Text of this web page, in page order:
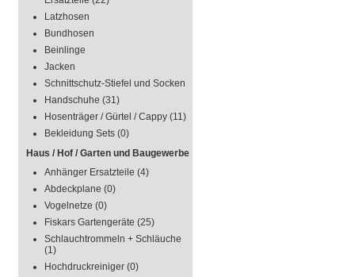
Latzhosen
Bundhosen
Beinlinge
Jacken
Schnittschutz-Stiefel und Socken
Handschuhe (31)
Hosenträger / Gürtel / Cappy (11)
Bekleidung Sets (0)
Haus / Hof / Garten und Baugewerbe
Anhänger Ersatzteile (4)
Abdeckplane (0)
Vogelnetze (0)
Fiskars Gartengeräte (25)
Schlauchtrommeln + Schläuche
(1)
Hochdruckreiniger (0)